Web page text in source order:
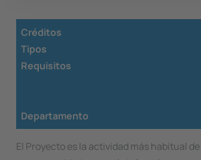
Créditos
Tipos
Requisitos
Departamento
El Proyecto es la actividad más habitual